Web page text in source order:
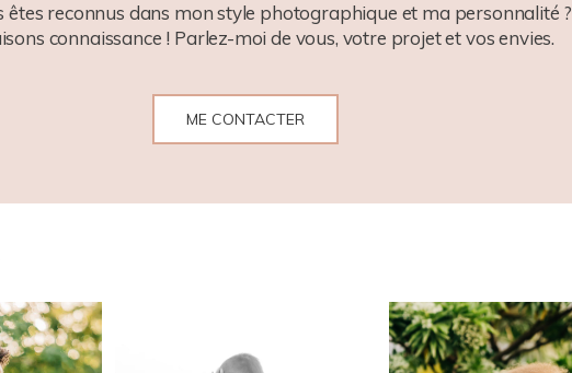
êtes reconnus dans mon style photographique et ma personnalité ?
connaissance ! Parlez-moi de vous, votre projet et vos envies.
ME CONTACTER